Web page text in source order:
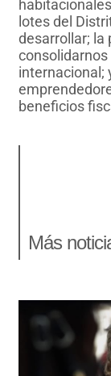
lotes del
desarrollar; la
internacional;
beneficios
Más